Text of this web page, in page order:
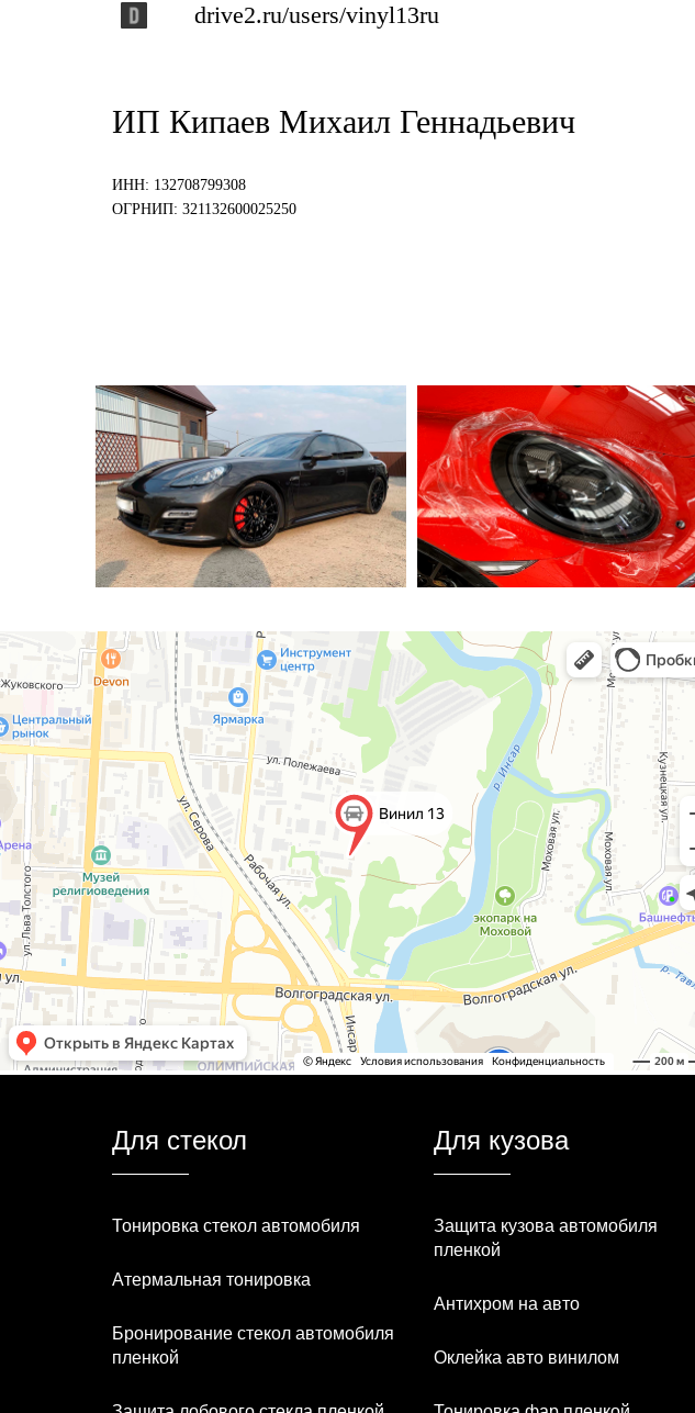
drive2.ru/users/vinyl13ru
ИП Кипаев Михаил Геннадьевич
ИНН: 132708799308
ОГРНИП: 321132600025250
Для стекол
Тонировка стекол автомобиля
Атермальная тонировка
Бронирование стекол автомобиля
пленкой
Для кузова
Защита кузова автомобиля
пленкой
Антихром на авто
Оклейка авто винилом